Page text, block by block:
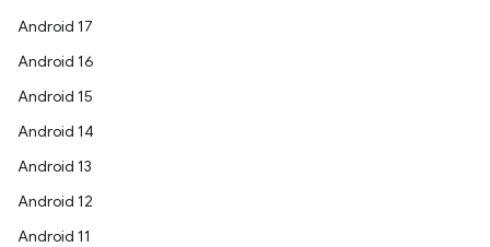
Android 17
Android 16
Android 15
Android 14
Android 13
Android 12
Android 11